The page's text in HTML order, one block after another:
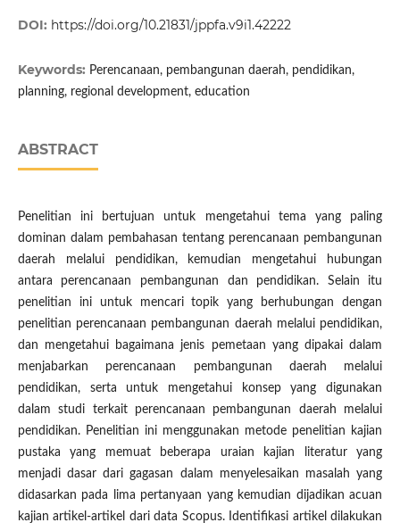
DOI: https://doi.org/10.21831/jppfa.v9i1.42222
Keywords: Perencanaan, pembangunan daerah, pendidikan,
planning, regional development, education
ABSTRACT
Penelitian ini bertujuan untuk mengetahui tema yang paling
dominan dalam pembahasan tentang perencanaan pembangunan
daerah melalui pendidikan, kemudian mengetahui hubungan
antara perencanaan pembangunan dan pendidikan. Selain itu
penelitian ini untuk mencari topik yang berhubungan dengan
penelitian perencanaan pembangunan daerah melalui pendidikan,
dan mengetahui bagaimana jenis pemetaan yang dipakai dalam
menjabarkan perencanaan pembangunan daerah melalui
pendidikan, serta untuk mengetahui konsep yang digunakan
dalam studi terkait perencanaan pembangunan daerah melalui
pendidikan. Penelitian ini menggunakan metode penelitian kajian
pustaka yang memuat beberapa uraian kajian literatur yang
menjadi dasar dari gagasan dalam menyelesaikan masalah yang
didasarkan pada lima pertanyaan yang kemudian dijadikan acuan
kajian artikel-artikel dari data Scopus. Identifikasi artikel dilakukan